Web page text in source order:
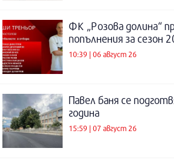
ФК „Розова долина“
попълнения за сезон
10:39 | 06 август 26
Павел баня се
година
15:59 | 07 август 26